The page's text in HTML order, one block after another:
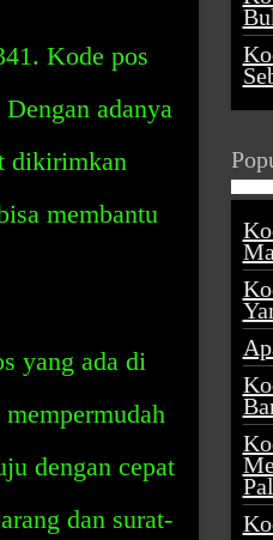
Kode pos
adanya
dikirimkan
membantu
yang ada di
dengan cepat
dan surat-